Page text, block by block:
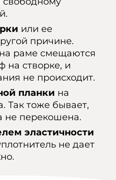
или ее
причине.
раме смещаются
на створке, и
не происходит.
планки на
Так тоже бывает,
не перекошена.
эластичности
не дает